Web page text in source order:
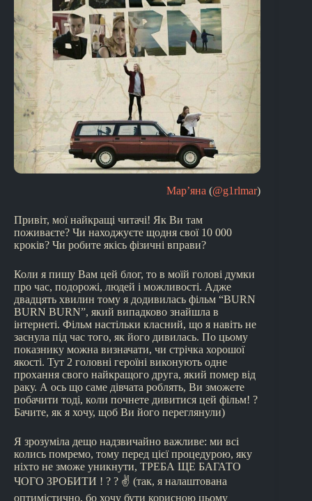
Мар’яна (@g1rlmar)
Привіт, мої найкращі читачі! Як Ви там
поживаєте? Чи находжуєте щодня свої 10 000
кроків? Чи робите якісь фізичні вправи?
Коли я пишу Вам цей блог, то в моїй голові думки
про час, подорожі, людей і можливості. Адже
двадцять хвилин тому я додивилась фільм “BURN
BURN BURN”, який випадково знайшла в
інтернеті. Фільм настільки класний, що я навіть не
заснула під час того, як його дивилась. По цьому
показнику можна визначати, чи стрічка хорошої
якості. Тут 2 головні героїні виконують одне
прохання свого найкращого друга, який помер від
раку. А ось що саме дівчата роблять, Ви зможете
побачити тоді, коли почнете дивитися цей фільм! ?
Бачите, як я хочу, щоб Ви його переглянули)
Я зрозуміла дещо надзвичайно важливе: ми всі
колись помремо, тому перед цієї процедурою, яку
ніхто не зможе уникнути, ТРЕБА ЩЕ БАГАТО
ЧОГО ЗРОБИТИ ! ? ? ✌️ (так, я налаштована
оптимістично, бо хочу бути корисною цьому